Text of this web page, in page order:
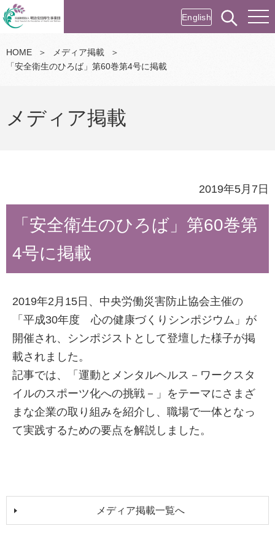
English
HOME ＞ メディア掲載
＞
「安全衛生のひろば」第60巻第4号に掲載
メディア掲載
2019年5月7日
「安全衛生のひろば」第60巻第
4号に掲載
2019年2月15日、中央労働災害防止協会主催の
「平成30年度 心の健康づくりシンポジウム」が
開催され、シンポジストとして登壇した様子が掲
載されました。
記事では、「運動とメンタルヘルス－ワークスタ
イルのスポーツ化への挑戦－」をテーマにさまざ
まな企業の取り組みを紹介し、職場で一体となっ
て実践するための要点を解説しました。
メディア掲載一覧へ